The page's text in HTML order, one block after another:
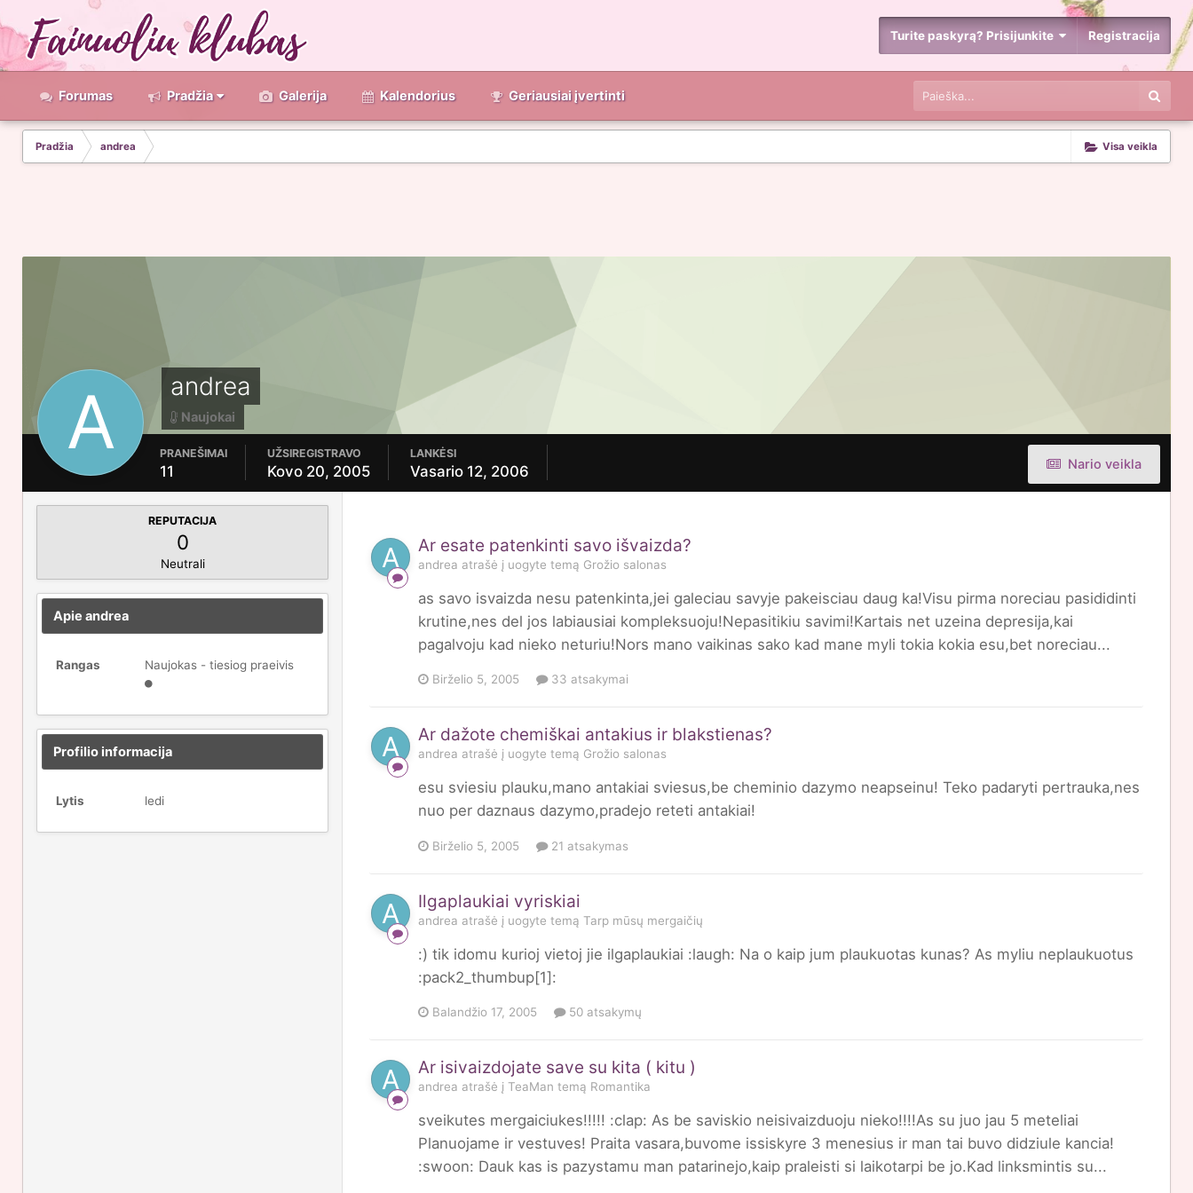
Turite paskyrą? Prisijunkite Registracija
Forumas Pradžia Galerija Kalendorius Geriausiai įvertinti
Visa veikla
Pradžia andrea
andrea
Naujokai
Nario veikla
PRANEŠIMAI
11
UŽSIREGISTRAVO
Kovo 20, 2005
LANKĖSI
Vasario 12, 2006
REPUTACIJA
0
Neutrali
Apie andrea
Rangas Naujokas - tiesiog praeivis
Profilio informacija
Lytis ledi
Ar esate patenkinti savo išvaizda?
andrea atrašė į uogyte temą Grožio salonas
as savo isvaizda nesu patenkinta,jei galeciau savyje pakeisciau daug ka!Visu pirma noreciau pasididinti
krutine,nes del jos labiausiai kompleksuoju!Nepasitikiu savimi!Kartais net uzeina depresija,kai
pagalvoju kad nieko neturiu!Nors mano vaikinas sako kad mane myli tokia kokia esu,bet noreciau...
Birželio 5, 2005 33 atsakymai
Ar dažote chemiškai antakius ir blakstienas?
andrea atrašė į uogyte temą Grožio salonas
esu sviesiu plauku,mano antakiai sviesus,be cheminio dazymo neapseinu! Teko padaryti pertrauka,nes
nuo per daznaus dazymo,pradejo reteti antakiai!
Birželio 5, 2005 21 atsakymas
Ilgaplaukiai vyriskiai
andrea atrašė į uogyte temą Tarp mūsų mergaičių
:) tik idomu kurioj vietoj jie ilgaplaukiai :laugh: Na o kaip jum plaukuotas kunas? As myliu neplaukuotus
:pack2_thumbup[1]:
Balandžio 17, 2005 50 atsakymų
Ar isivaizdojate save su kita ( kitu )
andrea atrašė į TeaMan temą Romantika
sveikutes mergaiciukes!!!!! :clap: As be saviskio neisivaizduoju nieko!!!!As su juo jau 5 meteliai
Planuojame ir vestuves! Praita vasara,buvome issiskyre 3 menesius ir man tai buvo didziule kancia!
:swoon: Dauk kas is pazystamu man patarinejo,kaip praleisti si laikotarpi be jo.Kad linksmintis su...